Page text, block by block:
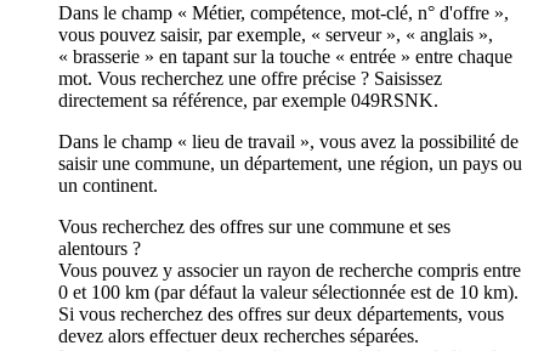
Dans le champ « Métier, compétence, mot-clé, n° d'offre »,
vous pouvez saisir, par exemple, « serveur », « anglais »,
« brasserie » en tapant sur la touche « entrée » entre chaque
mot. Vous recherchez une offre précise ? Saisissez
directement sa référence, par exemple 049RSNK.
Dans le champ « lieu de travail », vous avez la possibilité de
saisir une commune, un département, une région, un pays ou
un continent.
Vous recherchez des offres sur une commune et ses
alentours ?
Vous pouvez y associer un rayon de recherche compris entre
0 et 100 km (par défaut la valeur sélectionnée est de 10 km).
Si vous recherchez des offres sur deux départements, vous
devez alors effectuer deux recherches séparées.